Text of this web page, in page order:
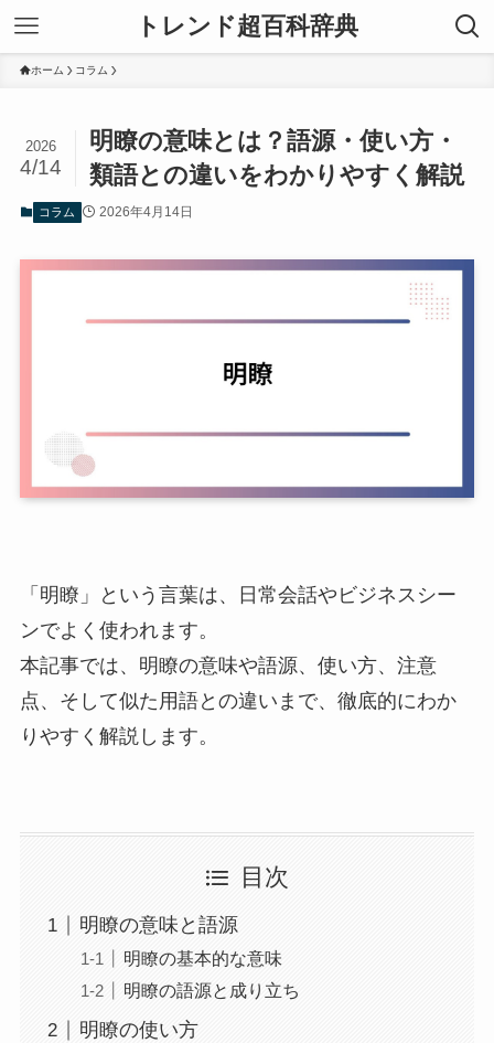
トレンド超百科辞典
ホーム コラム
明瞭の意味とは？語源・使い方・
類語との違いをわかりやすく解説
2026
4/14
コラム 2026年4月14日
「明瞭」という言葉は、日常会話やビジネスシー
ンでよく使われます。
本記事では、明瞭の意味や語源、使い方、注意
点、そして似た用語との違いまで、徹底的にわか
りやすく解説します。
目次
明瞭の意味と語源
明瞭の基本的な意味
明瞭の語源と成り立ち
明瞭の使い方